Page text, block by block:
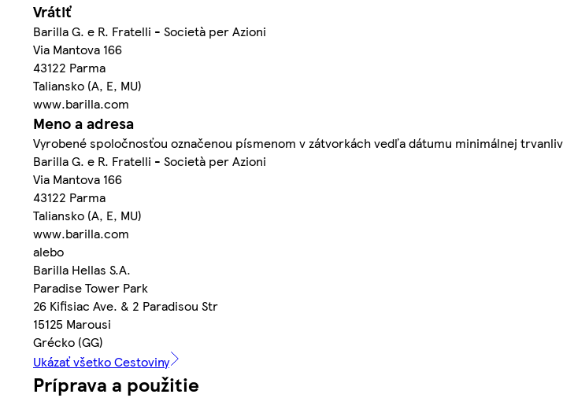
Vrátiť
Barilla G. e R. Fratelli - Società per Azioni
Via Mantova 166
43122 Parma
Taliansko (A, E, MU)
www.barilla.com
Meno a adresa
Vyrobené spoločnosťou označenou písmenom v zátvorkách vedľa dátumu minimálnej
Barilla G. e R. Fratelli - Società per Azioni
Via Mantova 166
43122 Parma
Taliansko (A, E, MU)
www.barilla.com
alebo
Barilla Hellas S.A.
Paradise Tower Park
26 Kifisiac Ave. & 2 Paradisou Str
15125 Marousi
Grécko (GG)
Ukázať všetko Cestoviny
Príprava a použitie